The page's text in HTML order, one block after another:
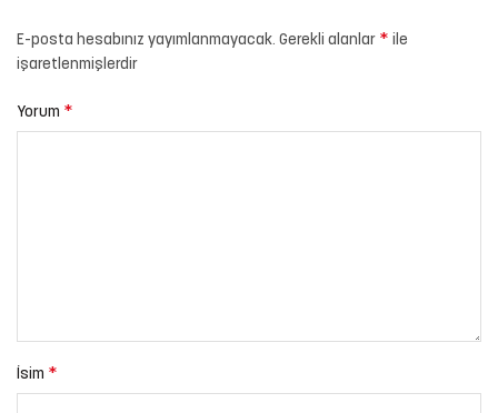
E-posta hesabınız yayımlanmayacak. Gerekli alanlar * ile
işaretlenmişlerdir
Yorum *
İsim *